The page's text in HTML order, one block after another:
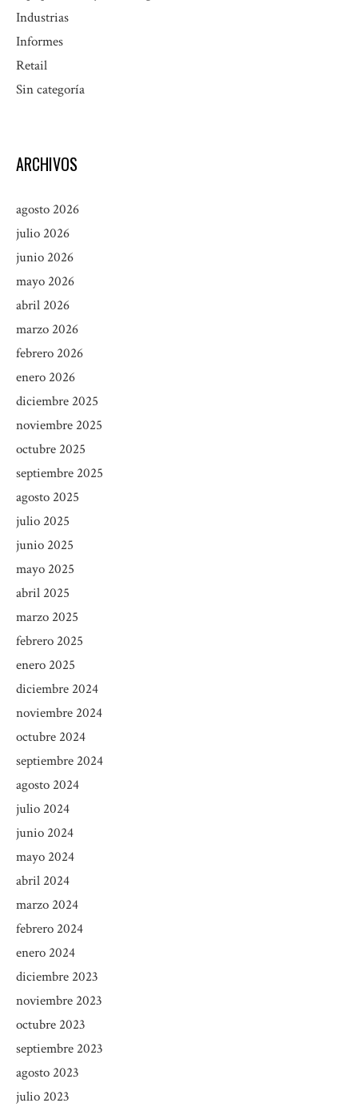
Industrias
Informes
Retail
Sin categoría
ARCHIVOS
agosto 2026
julio 2026
junio 2026
mayo 2026
abril 2026
marzo 2026
febrero 2026
enero 2026
diciembre 2025
noviembre 2025
octubre 2025
septiembre 2025
agosto 2025
julio 2025
junio 2025
mayo 2025
abril 2025
marzo 2025
febrero 2025
enero 2025
diciembre 2024
noviembre 2024
octubre 2024
septiembre 2024
agosto 2024
julio 2024
junio 2024
mayo 2024
abril 2024
marzo 2024
febrero 2024
enero 2024
diciembre 2023
noviembre 2023
octubre 2023
septiembre 2023
agosto 2023
julio 2023